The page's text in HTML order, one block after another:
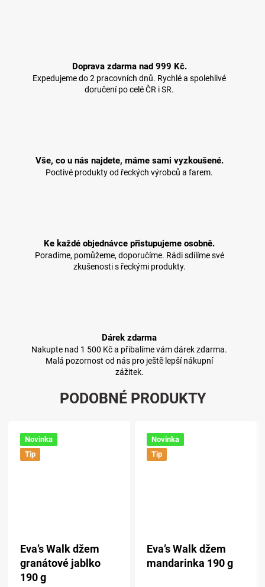
Doprava zdarma nad 999 Kč.
Expedujeme do 2 pracovních dnů. Rychlé a spolehlivé
doručení po celé ČR i SR.
Vše, co u nás najdete, máme sami vyzkoušené.
Poctivé produkty od řeckých výrobců a farem.
Ke každé objednávce přistupujeme osobně.
Poradíme, pomůžeme, doporučíme. Rádi sdílíme své
zkušenosti s řeckými produkty.
Dárek zdarma
Nakupte nad 1 500 Kč a přibalíme vám dárek zdarma.
Malá pozornost od nás pro ještě lepší nákupní
zážitek.
PODOBNÉ PRODUKTY
Novinka
Tip
Eva’s Walk džem
granátové jablko
190 g
Novinka
Tip
Eva’s Walk džem
mandarinka 190 g